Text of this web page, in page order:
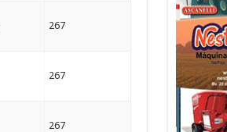
267
267
267